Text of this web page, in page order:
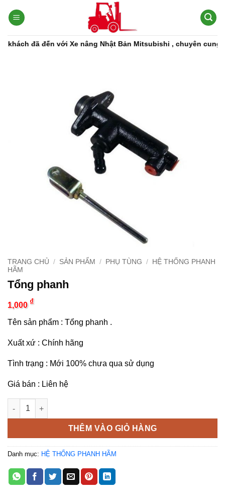
qua
dung đã đến với Xe nâng Nhật Bản Mitsubishi , chuyên cung
TRANG CHỦ / SẢN PHẨM / PHỤ TÙNG / HỆ THỐNG PHANH
HÃM
Tổng phanh
1,000 ₫
Tên sản phẩm : Tổng phanh .
Xuất xứ : Chính hãng
Tình trạng : Mới 100% chưa qua sử dụng
Giá bán : Liên hệ
Tổng phanh số lượng
THÊM VÀO GIỎ HÀNG
Danh mục: HỆ THỐNG PHANH HÃM